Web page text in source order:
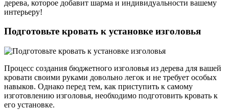
дерева, которое добавит шарма и индивидуальности вашему
интерьеру!
Подготовьте кровать к установке изголовья
Процесс создания бюджетного изголовья из дерева для вашей
кровати своими руками довольно легок и не требует особых
навыков. Однако перед тем, как приступить к самому
изготовлению изголовья, необходимо подготовить кровать к
его установке.